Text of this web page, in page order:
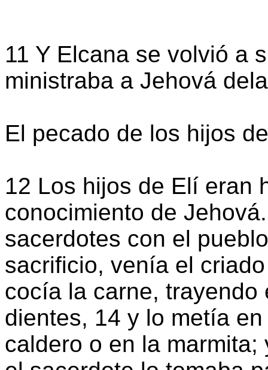
11 Y Elcana se volvió a
ministraba a Jehová
El pecado de los hijos
12 Los hijos de Elí eran
conocimiento de
sacerdotes con el
sacrificio, venía el
cocía la carne, trayendo
dientes, 14 y lo metía
caldero o en la